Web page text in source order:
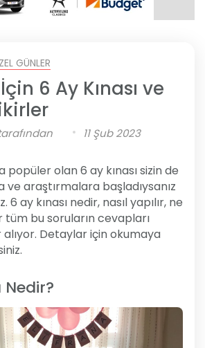
GÜNLER
6 Ay Kınası ve
11 Şub 2023
popüler olan 6 ay kınası sizin de
ve araştırmalara başladıysanız
ay kınası nedir, nasıl yapılır, ne
bu soruların cevapları
Detaylar için okumaya
Nedir?